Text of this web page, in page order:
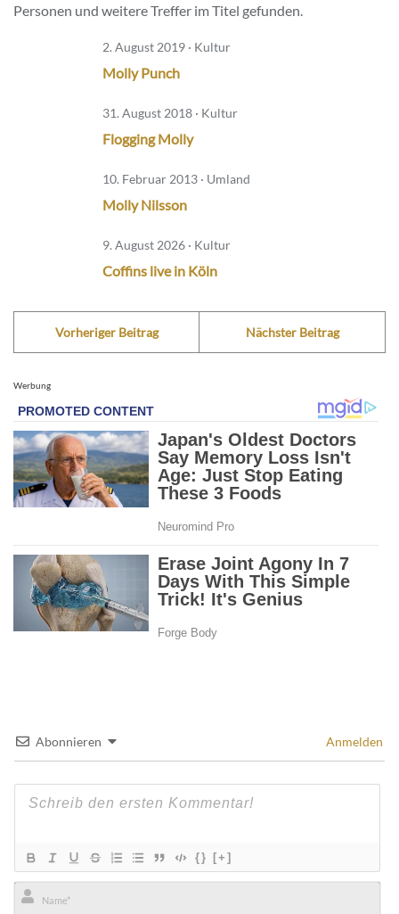
Personen und weitere Treffer im Titel gefunden.
2. August 2019 · Kultur
Molly Punch
31. August 2018 · Kultur
Flogging Molly
10. Februar 2013 · Umland
Molly Nilsson
9. August 2026 · Kultur
Coffins live in Köln
Vorheriger Beitrag Nächster Beitrag
Werbung
Abonnieren Anmelden
{} [+]